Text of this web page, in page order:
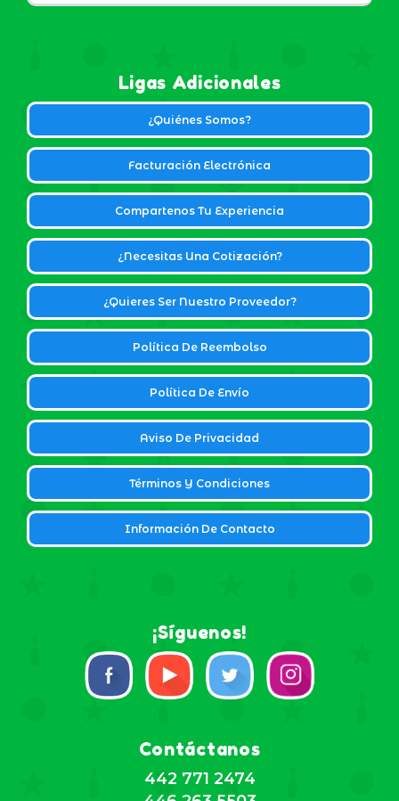
Ligas Adicionales
¿Quiénes Somos?
Facturación Electrónica
Compartenos Tu Experiencia
¿Necesitas Una Cotización?
¿Quieres Ser Nuestro Proveedor?
Política De Reembolso
Política De Envío
Aviso De Privacidad
Términos Y Condiciones
Información De Contacto
¡Síguenos!
Contáctanos
442 771 2474